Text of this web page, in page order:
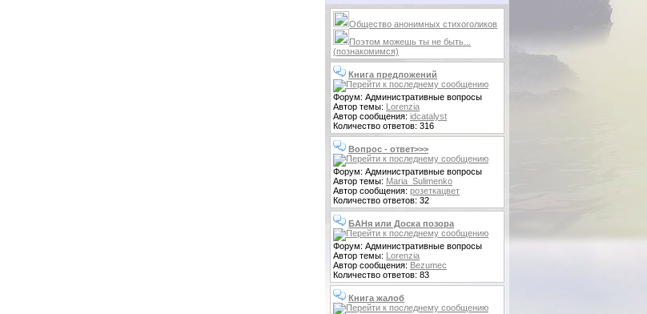
Общество анонимных стихоголиков
Поэтом можешь ты не быть...
(познакомимся)
Книга предложений
Форум: Административные вопросы
Автор темы: Lorenzia
Автор сообщения: idcatalyst
Количество ответов: 316
Вопрос - ответ>>>
Форум: Административные вопросы
Автор темы: Maria_Sulimenko
Автор сообщения: розеткацвет
Количество ответов: 32
БАНя или Доска позора
Форум: Административные вопросы
Автор темы: Lorenzia
Автор сообщения: Bezumec
Количество ответов: 83
Книга жалоб